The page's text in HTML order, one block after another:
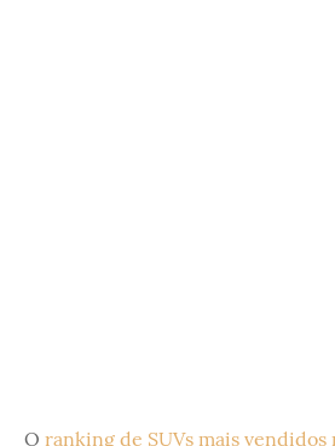
O ranking de SUVs mais vendidos